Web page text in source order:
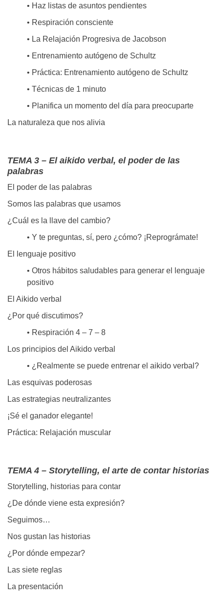
• Haz listas de asuntos pendientes
• Respiración consciente
• La Relajación Progresiva de Jacobson
• Entrenamiento autógeno de Schultz
• Práctica: Entrenamiento autógeno de Schultz
• Técnicas de 1 minuto
• Planifica un momento del día para preocuparte
La naturaleza que nos alivia
TEMA 3 – El aikido verbal, el poder de las
palabras
El poder de las palabras
Somos las palabras que usamos
¿Cuál es la llave del cambio?
• Y te preguntas, sí, pero ¿cómo? ¡Reprográmate!
El lenguaje positivo
• Otros hábitos saludables para generar el lenguaje
positivo
El Aikido verbal
¿Por qué discutimos?
• Respiración 4 – 7 – 8
Los principios del Aikido verbal
• ¿Realmente se puede entrenar el aikido verbal?
Las esquivas poderosas
Las estrategias neutralizantes
¡Sé el ganador elegante!
Práctica: Relajación muscular
TEMA 4 – Storytelling, el arte de contar historias
Storytelling, historias para contar
¿De dónde viene esta expresión?
Seguimos…
Nos gustan las historias
¿Por dónde empezar?
Las siete reglas
La presentación